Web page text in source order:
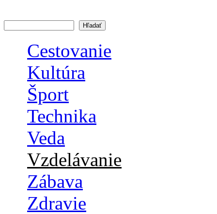
Cestovanie
Kultúra
Šport
Technika
Veda
Vzdelávanie
Zábava
Zdravie